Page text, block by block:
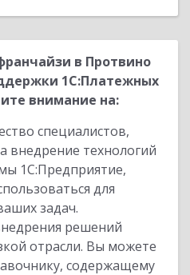
в Протвино
1С:Платежных
внимание на:
специалистов,
внедрение технологий
1С:Предприятие,
для
задач.
решений
отрасли. Вы можете
содержащему